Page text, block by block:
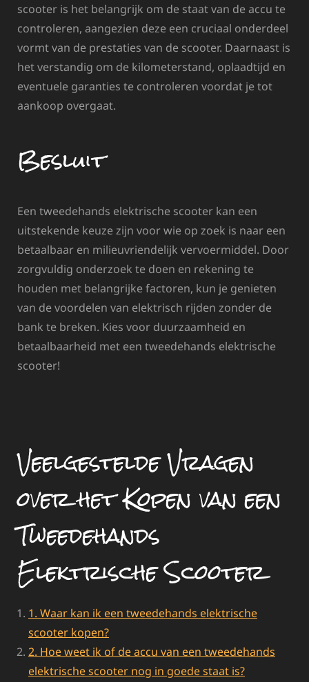
scooter is het belangrijk om de staat van de accu te
controleren, aangezien deze een cruciaal onderdeel
vormt van de prestaties van de scooter. Daarnaast is
het verstandig om de kilometerstand, oplaadtijd en
eventuele garanties te controleren voordat je tot
aankoop overgaat.
Besluit
Een tweedehands elektrische scooter kan een
uitstekende keuze zijn voor wie op zoek is naar een
betaalbaar en milieuvriendelijk vervoermiddel. Door
zorgvuldig onderzoek te doen en rekening te
houden met belangrijke factoren, kun je genieten
van de voordelen van elektrisch rijden zonder de
bank te breken. Kies voor duurzaamheid en
betaalbaarheid met een tweedehands elektrische
scooter!
Veelgestelde Vragen
over het Kopen van een
Tweedehands
Elektrische Scooter
1. Waar kan ik een tweedehands elektrische
scooter kopen?
2. Hoe weet ik of de accu van een tweedehands
elektrische scooter nog in goede staat is?